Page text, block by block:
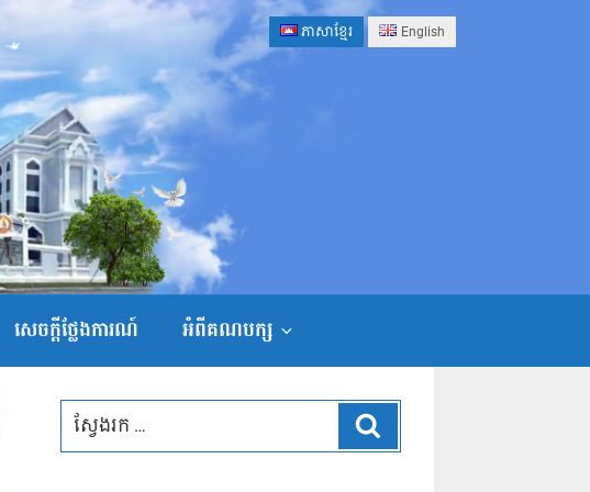
ភាសាខ្មែរ English
សេចក្ដីថ្លែងការណ៍ អំពីគណបក្ស